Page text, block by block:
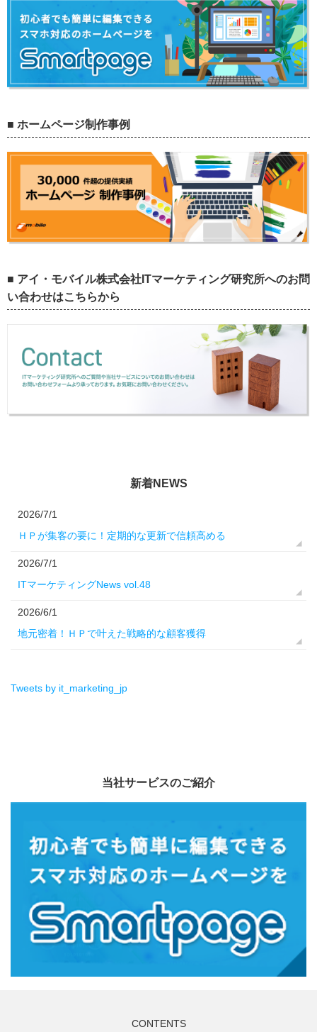
■ ホームページ制作事例
■ アイ・モバイル株式会社ITマーケティング研究所へのお問
い合わせはこちらから
新着NEWS
2026/7/1
ＨＰが集客の要に！定期的な更新で信頼高める
2026/7/1
ITマーケティングNews vol.48
2026/6/1
地元密着！ＨＰで叶えた戦略的な顧客獲得
Tweets by it_marketing_jp
当社サービスのご紹介
CONTENTS